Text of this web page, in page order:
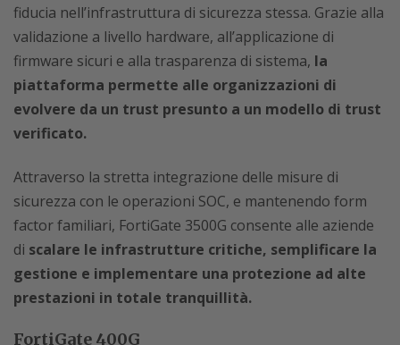
fiducia nell’infrastruttura di sicurezza stessa. Grazie alla
validazione a livello hardware, all’applicazione di
firmware sicuri e alla trasparenza di sistema, la
piattaforma permette alle organizzazioni di
evolvere da un trust presunto a un modello di trust
verificato.
Attraverso la stretta integrazione delle misure di
sicurezza con le operazioni SOC, e mantenendo form
factor familiari, FortiGate 3500G consente alle aziende
di scalare le infrastrutture critiche, semplificare la
gestione e implementare una protezione ad alte
prestazioni in totale tranquillità.
FortiGate 400G